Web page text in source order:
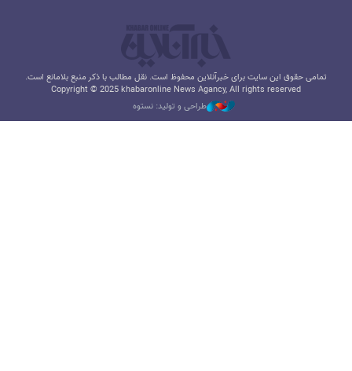
تمامی حقوق این سایت برای خبرآنلاین محفوظ است. نقل مطالب با ذکر منبع بلامانع است.
Copyright © 2025 khabaronline News Agancy, All rights reserved
طراحی و تولید: نستوه